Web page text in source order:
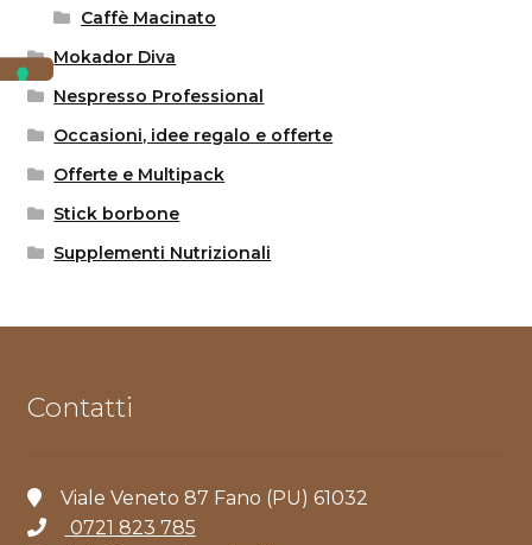
Caffè Macinato
Mokador Diva
Nespresso Professional
Occasioni, idee regalo e offerte
Offerte e Multipack
Stick borbone
Supplementi Nutrizionali
Contatti
Viale Veneto 87 Fano (PU) 61032
0721 823 785